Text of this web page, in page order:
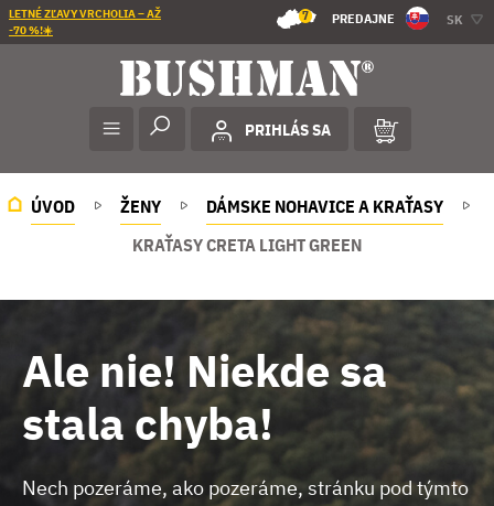
LETNÉ ZĽAVY VRCHOLIA – AŽ
-70 %!☀️
7 PREDAJNE SK
PRIHLÁS SA
ÚVOD ŽENY
DÁMSKE NOHAVICE A KRAŤASY
KRAŤASY CRETA LIGHT GREEN
Ale nie! Niekde sa
stala chyba!
Nech pozeráme, ako pozeráme, stránku pod týmto